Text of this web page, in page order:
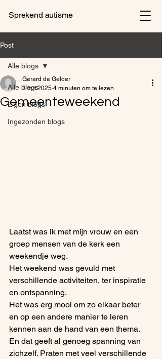
Sprekend autisme
Post
Alle blogs
Eigen blogs
Ingezonden blogs
Alle blogs
Gemeenteweekend
Gerard de Gelder
3 mrt 2025 4 minuten om te lezen
Laatst was ik met mijn vrouw en een
groep mensen van de kerk een
weekendje weg.
Het weekend was gevuld met
verschillende activiteiten, ter inspiratie
en ontspanning.
Het was erg mooi om zo elkaar beter
en op een andere manier te leren
kennen aan de hand van een thema.
En dat geeft al genoeg spanning van
zichzelf. Praten met veel verschillende